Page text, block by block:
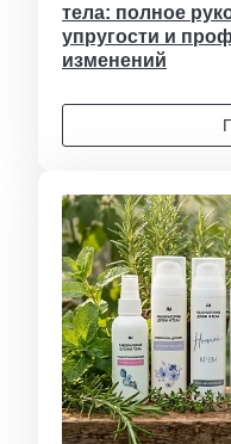
тела: полное
упругости и
изменений